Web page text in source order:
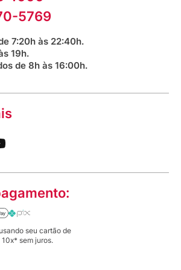
5769
7:20h às 22:40h.
19h.
de 8h às 16:00h.
seu cartão de
sem juros.